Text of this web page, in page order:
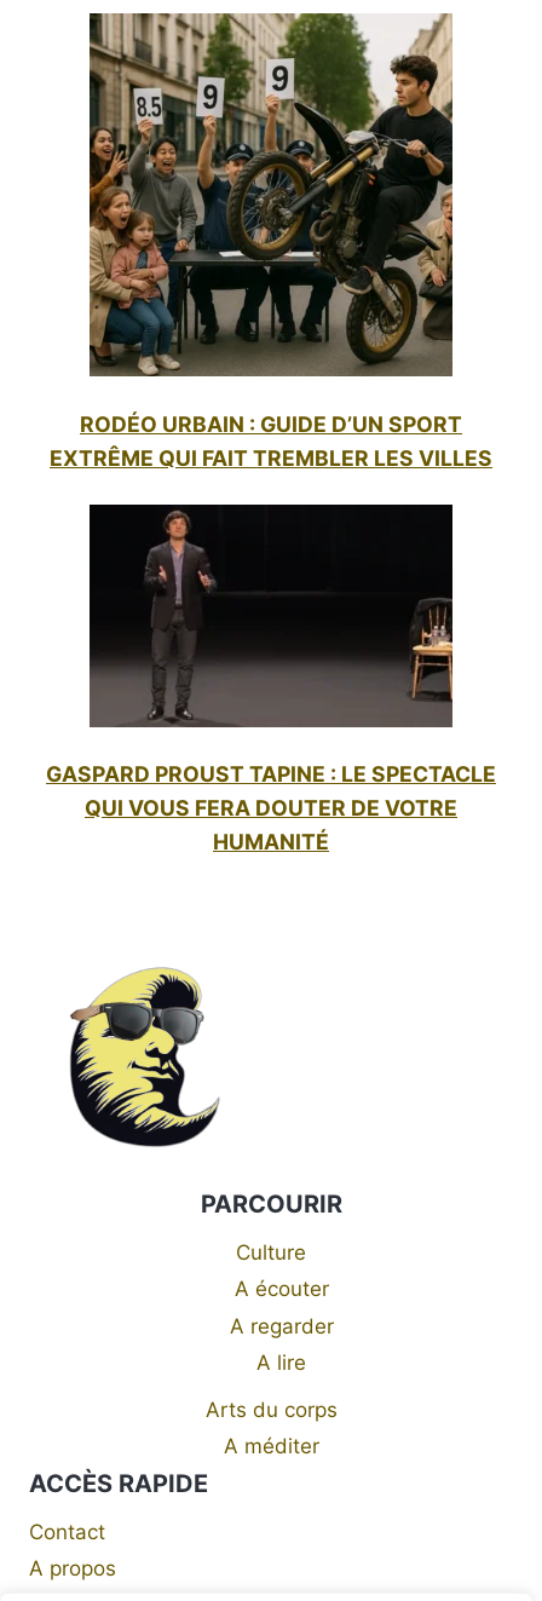
RODÉO URBAIN : GUIDE D’UN SPORT
EXTRÊME QUI FAIT TREMBLER LES VILLES
GASPARD PROUST TAPINE : LE SPECTACLE
QUI VOUS FERA DOUTER DE VOTRE
HUMANITÉ
PARCOURIR
Culture
A écouter
A regarder
A lire
Arts du corps
A méditer
ACCÈS RAPIDE
Contact
A propos